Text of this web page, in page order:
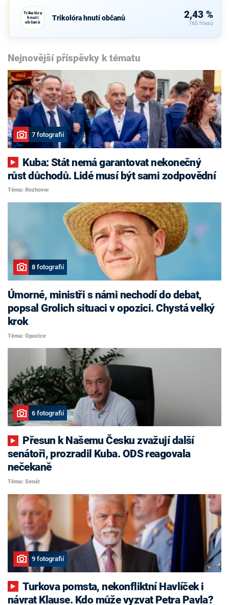
Trikolóra
hnutí
občanů
Trikolóra hnutí občanů 2,43 %
760 hlasů
Nejnovější příspěvky k tématu
7 fotografií
růst důchodů. Lidé musí být sami zodpovědní
Téma: Rozhovor
8 fotografií
Úmorné, ministři s námi nechodí do debat,
popsal Grolich situaci v opozici. Chystá velký
krok
Téma: Opozice
6 fotografií
senátoři, prozradil Kuba. ODS reagovala
nečekaně
Téma: Senát
9 fotografií
Turkova pomsta, nekonfliktní Havlíček i
návrat Klause. Kdo může vyzvat Petra Pavla?